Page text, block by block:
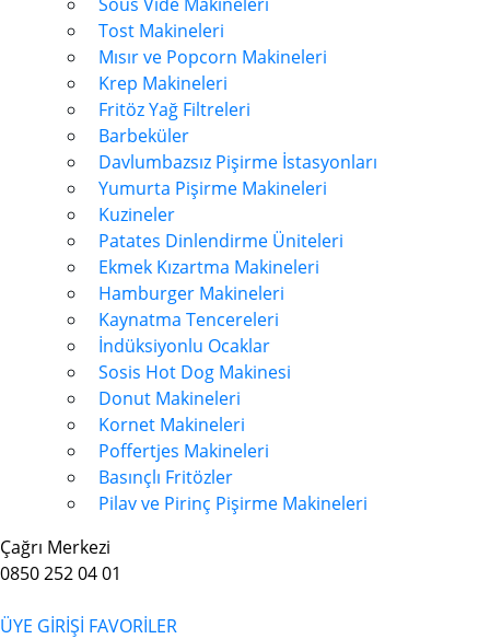
Tost Makineleri
Mısır ve Popcorn Makineleri
Krep Makineleri
Fritöz Yağ Filtreleri
Barbeküler
Davlumbazsız Pişirme İstasyonları
Yumurta Pişirme Makineleri
Kuzineler
Patates Dinlendirme Üniteleri
Ekmek Kızartma Makineleri
Hamburger Makineleri
Kaynatma Tencereleri
İndüksiyonlu Ocaklar
Sosis Hot Dog Makinesi
Donut Makineleri
Kornet Makineleri
Poffertjes Makineleri
Basınçlı Fritözler
Pilav ve Pirinç Pişirme Makineleri
Çağrı Merkezi
0850 252 04 01
ÜYE GİRİŞİ FAVORİLER